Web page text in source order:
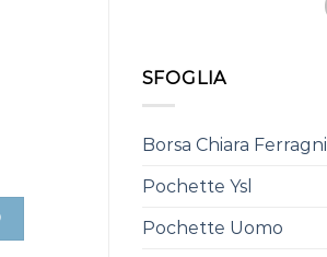
SFOGLIA
Borsa Chiara Ferragni
Pochette Ysl
Pochette Uomo